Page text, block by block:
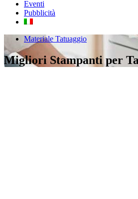
Eventi
Pubblicità
Materiale Tatuaggio
Migliori Stampanti per